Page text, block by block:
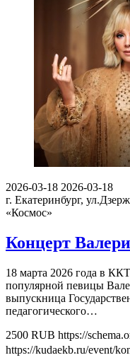
2026-03-18 2026-03-18
г. Екатеринбург,
«Космос»
Концерт
18 марта 2026 года в
популярной певицы
выпускница
педагогического…
2500 RUB https://
https://kudaekb.ru/event/